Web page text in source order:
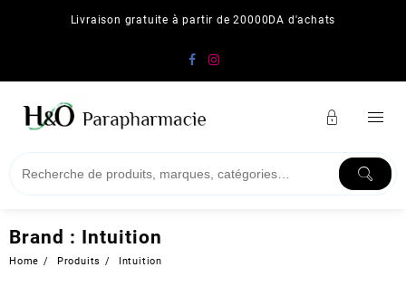
Livraison gratuite à partir de 20000DA d'achats
Brand : Intuition
Home Produits Intuition